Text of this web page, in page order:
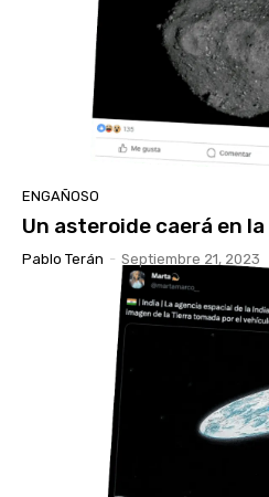
ENGAÑOSO
Un asteroide caerá en
Pablo Terán - Septiembre 21, 2023